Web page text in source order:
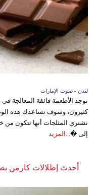
لندن - صوت الإمارات
توجد الأطعمة فائقة المعالجة
كثيرون، وسوف تساعدك هذه
نشتري المثلجات أنها تتكون من
إلى �... المزيد
أحدث إطلالات كارمن